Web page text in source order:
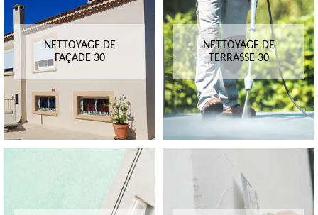
NETTOYAGE DE
FAÇADE 30
NETTOYAGE DE
TERRASSE 30